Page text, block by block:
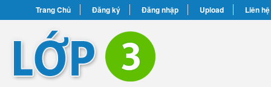
Trang Chủ Đăng ký Đăng nhập Upload Liên hệ